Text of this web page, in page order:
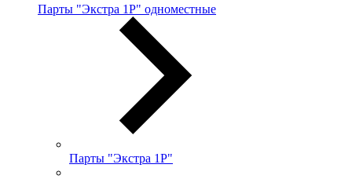
Парты "Экстра 1Р" одноместные
Парты "Экстра 1Р"